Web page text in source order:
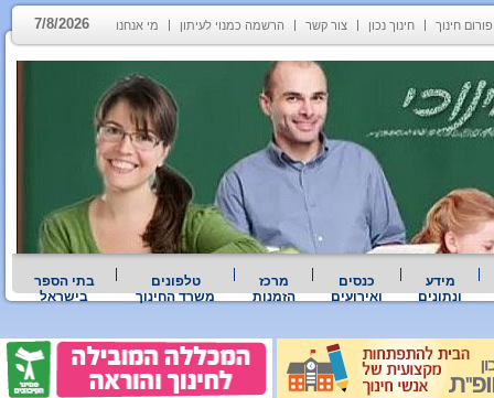
פורום חינוך חינוך נכון צור קשר הרשמה כמנוי לעיתון מי אנחנו 7/8/2026
מידע
ונתונים
כנסים
ואירועים
מרכז
הזמנות
טלפונים
משרד החינוך
בתי הספר
בישראל